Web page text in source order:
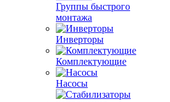
Группы быстрого
монтажа
Инверторы
Комплектующие
Насосы